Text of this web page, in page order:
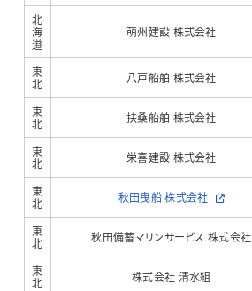
北
海
道
萌州建設 株式会社
東
北
八戸船舶 株式会社
東
北
扶桑船舶 株式会社
東
北
栄喜建設 株式会社
東
北
秋田曳船 株式会社
東
北
秋田備蓄マリンサービス 株式会社
東
北
株式会社 清水組